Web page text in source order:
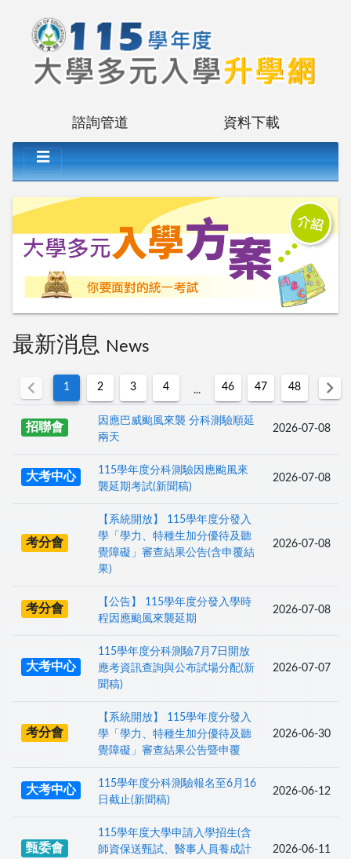
諮詢管道 資料下載
☰
chevron_left chevron_right
最新消息 News
chevron_left 1 2 3 4 ... 46 47 48 chevron_right
招聯會
因應巴威颱風來襲 分科測驗順延
兩天
2026-07-08
大考中心
115學年度分科測驗因應颱風來
襲延期考試(新聞稿)
2026-07-08
考分會
【系統開放】 115學年度分發入
學「學力、特種生加分優待及聽
覺障礙」審查結果公告(含申覆結
果)
2026-07-08
考分會
【公告】 115學年度分發入學時
程因應颱風來襲延期
2026-07-08
大考中心
115學年度分科測驗7月7日開放
應考資訊查詢與公布試場分配(新
聞稿)
2026-07-07
考分會
【系統開放】 115學年度分發入
學「學力、特種生加分優待及聽
覺障礙」審查結果公告暨申覆
2026-06-30
大考中心
115學年度分科測驗報名至6月16
日截止(新聞稿)
2026-06-12
甄委會
115學年度大學申請入學招生(含
師資保送甄試、醫事人員養成計
2026-06-11